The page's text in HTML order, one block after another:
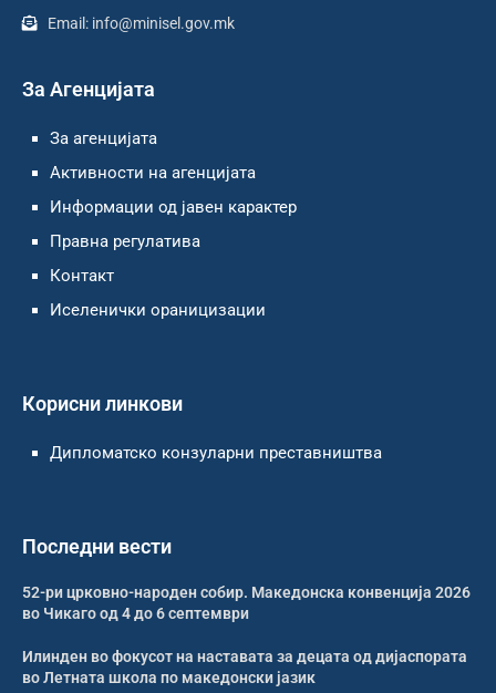
Email: info@minisel.gov.mk
За Агенцијата
За агенцијата
Активности на агенцијата
Информации од јавен карактер
Правна регулатива
Контакт
Иселенички ораницизации
Корисни линкови
Дипломатско конзуларни преставништва
Последни вести
52-ри црковно-народен собир. Македонска конвенција 2026
во Чикаго од 4 до 6 септември
Илинден во фокусот на наставата за децата од дијаспората
во Летната школа по македонски јазик